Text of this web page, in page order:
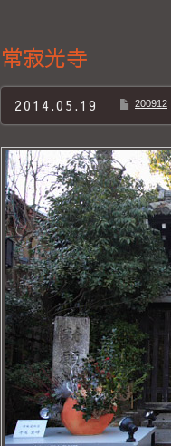
常寂光寺
2014.05.19 200912